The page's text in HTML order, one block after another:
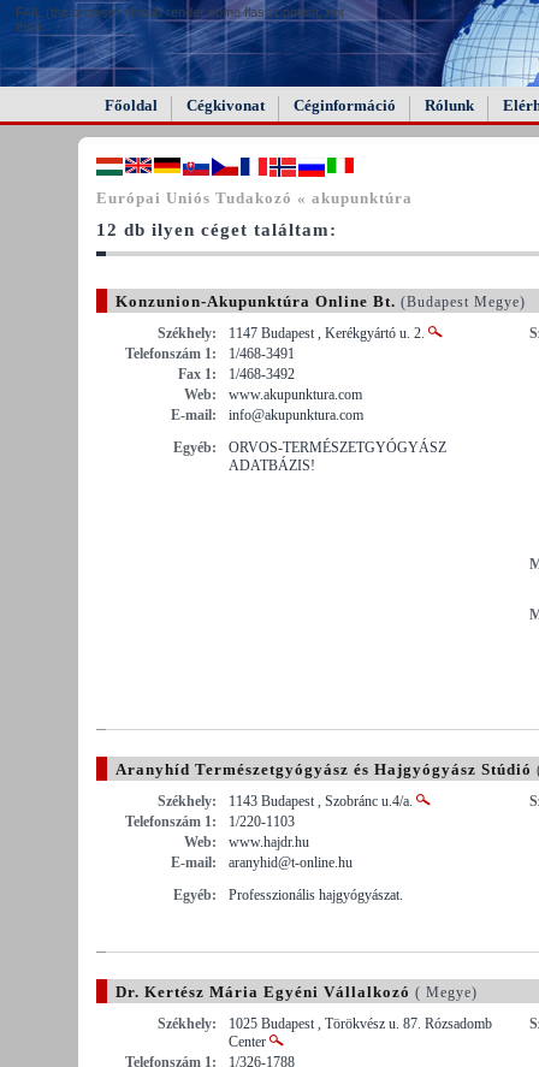
FAIL (the browser should render some flash content, not
this).
Főoldal Cégkivonat Céginformáció Rólunk
Európai Uniós Tudakozó « akupunktúra
12 db ilyen céget találtam:
Konzunion-Akupunktúra Online Bt. (Budapest Megye)
Székhely:
1147 Budapest , Kerékgyártó u. 2.
Telefonszám 1:
1/468-3491
Fax 1:
1/468-3492
Web:
www.akupunktura.com
E-mail:
info@akupunktura.com
Egyéb:
ORVOS-TERMÉSZETGYÓGYÁSZ
ADATBÁZIS!
Aranyhíd Természetgyógyász és Hajgyógyász Stúdió
Székhely:
1143 Budapest , Szobránc u.4/a.
Telefonszám 1:
1/220-1103
Web:
www.hajdr.hu
E-mail:
aranyhid@t-online.hu
Egyéb:
Professzionális hajgyógyászat.
Dr. Kertész Mária Egyéni Vállalkozó ( Megye)
Székhely:
1025 Budapest , Törökvész u. 87. Rózsadomb
Center
Telefonszám 1:
1/326-1788